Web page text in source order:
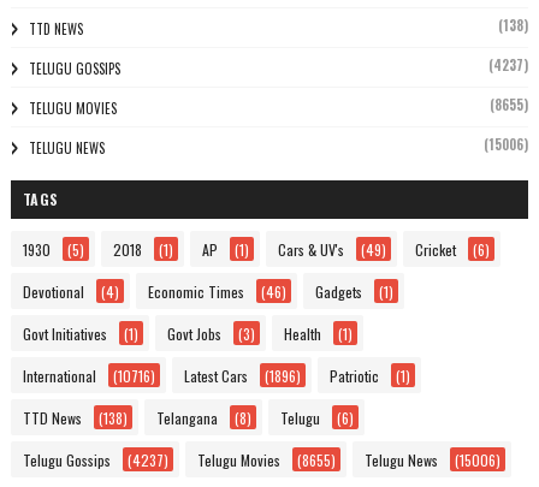
TTD NEWS (138)
TELUGU GOSSIPS (4237)
TELUGU MOVIES (8655)
TELUGU NEWS (15006)
TAGS
1930 (5) 2018 (1) AP (1) Cars & UV's (49) Cricket (6)
Devotional (4) Economic Times (46) Gadgets (1)
Govt Initiatives (1) Govt Jobs (3) Health (1)
International (10716) Latest Cars (1896) Patriotic (1)
TTD News (138) Telangana (8) Telugu (6)
Telugu Gossips (4237) Telugu Movies (8655) Telugu News (15006)